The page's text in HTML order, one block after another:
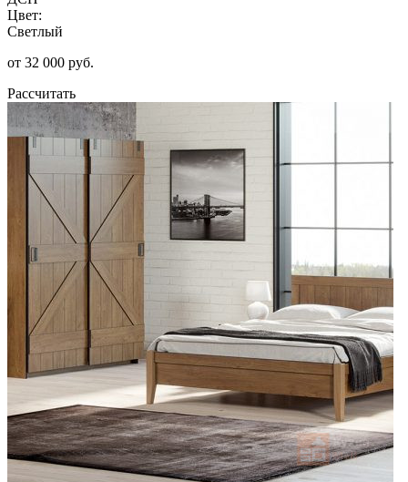
Цвет:
Светлый
от 32 000 руб.
Рассчитать